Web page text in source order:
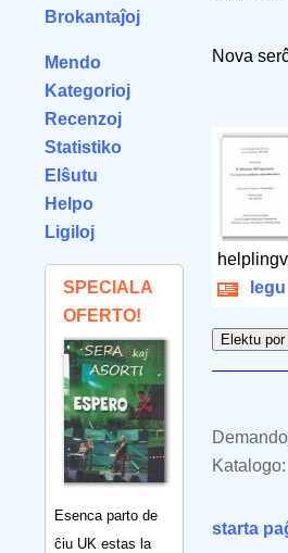
Brokantaĵoj
Mendo
Kategorioj
Recenzoj
Statistiko
Elŝutu
Helpo
Ligiloj
SPECIALA
OFERTO!
Esenca parto de
ĉiu UK estas la
Nova
Katalogo:
starta